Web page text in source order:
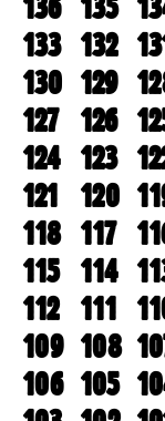
133 132
130 129
127 126
124 123
121
120
118 117
115 114
112 111
109 108
106 105